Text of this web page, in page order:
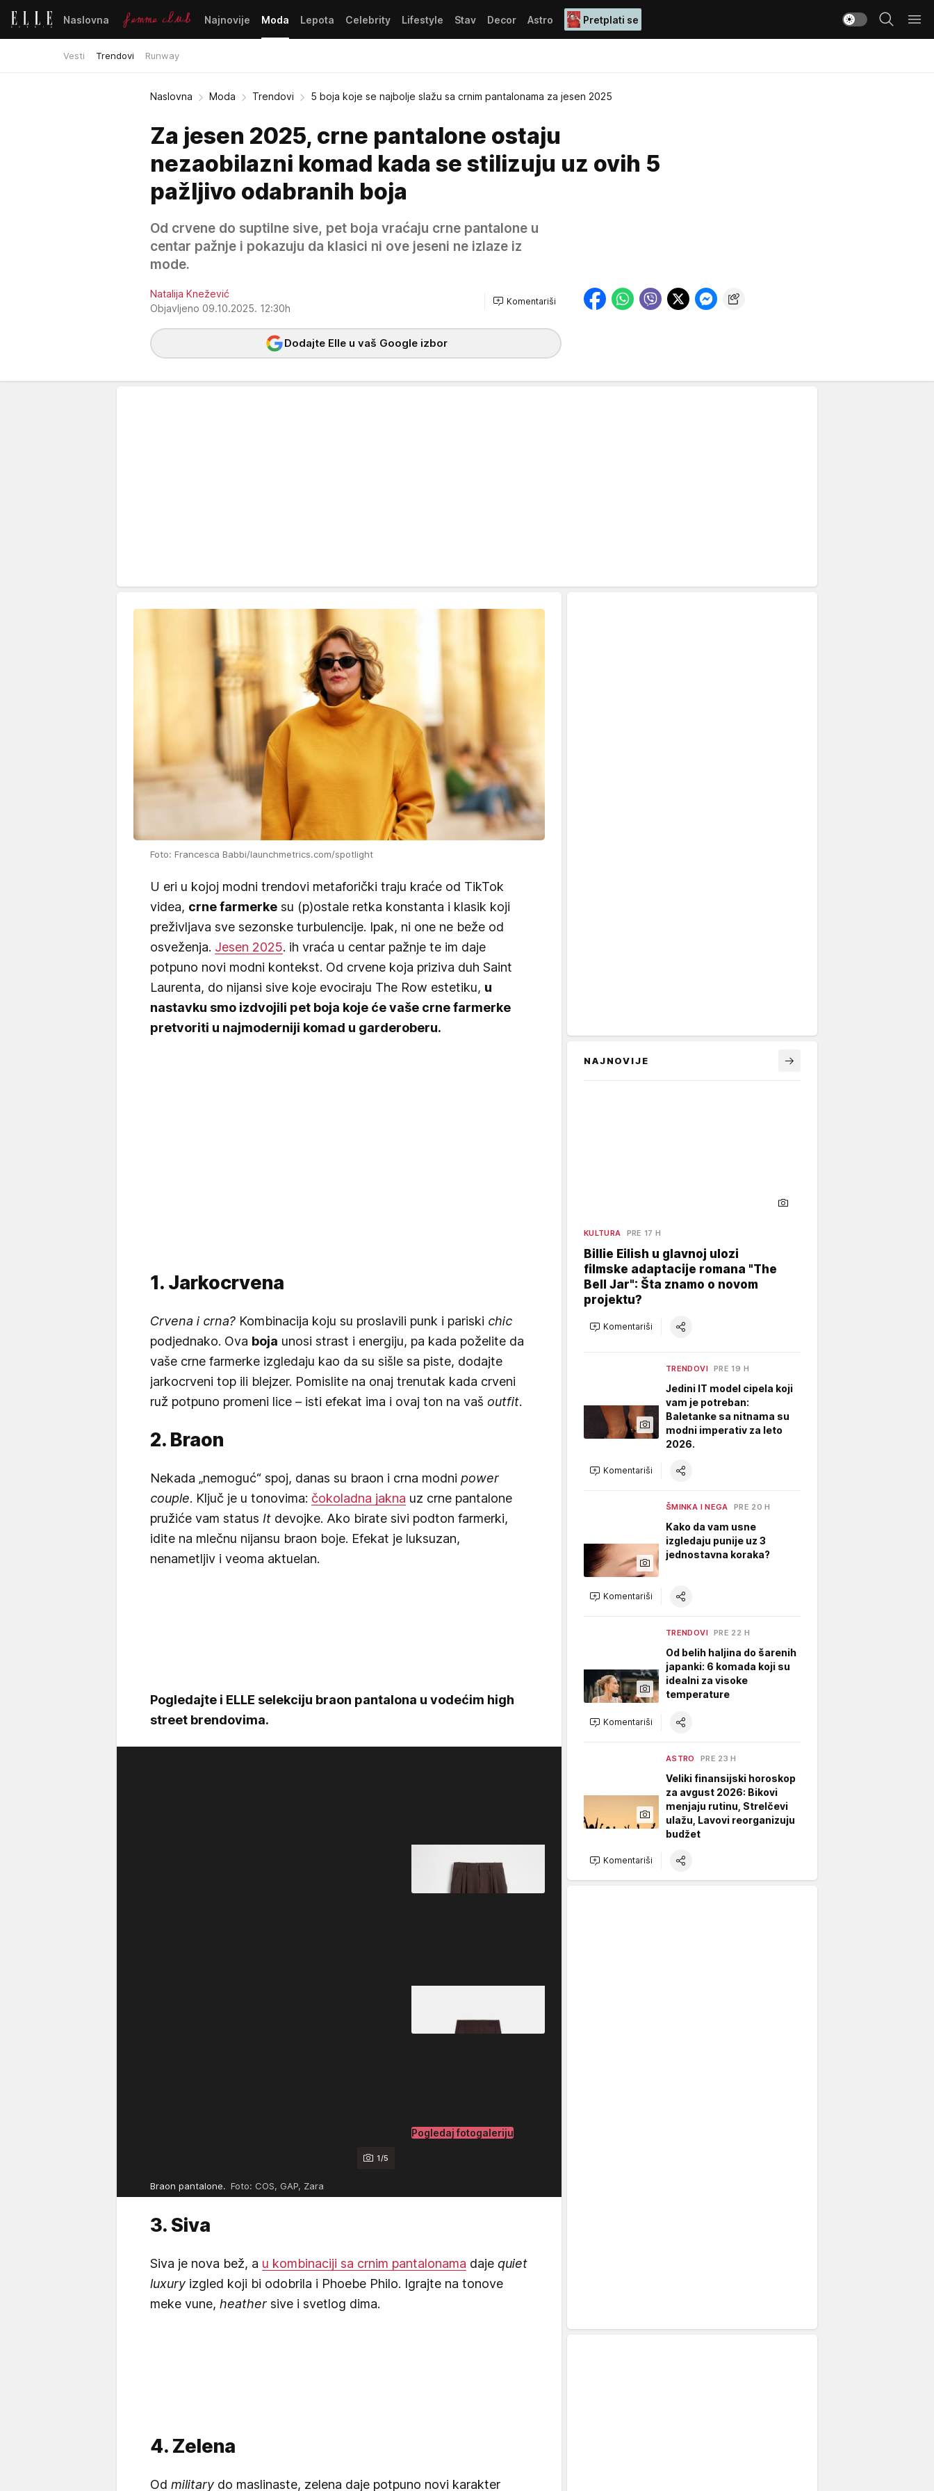
Naslovna Najnovije Moda
Vesti Trendovi Runway
Lepota Celebrity Lifestyle Stav Decor Astro Pretplati se
Naslovna Moda Trendovi 5 boja koje se najbolje slažu sa crnim pantalonama za jesen 2025
Za jesen 2025, crne pantalone ostaju
nezaobilazni komad kada se stilizuju uz ovih 5
pažljivo odabranih boja
Od crvene do suptilne sive, pet boja vraćaju crne pantalone u
centar pažnje i pokazuju da klasici ni ove jeseni ne izlaze iz
mode.
Natalija Knežević
Objavljeno 09.10.2025. 12:30h
Komentariši
Dodajte Elle u vaš Google izbor
Foto: Francesca Babbi/launchmetrics.com/spotlight
U eri u kojoj modni trendovi metaforički traju kraće od TikTok
videa, crne farmerke su (p)ostale retka konstanta i klasik koji
preživljava sve sezonske turbulencije. Ipak, ni one ne beže od
osveženja. Jesen 2025. ih vraća u centar pažnje te im daje
potpuno novi modni kontekst. Od crvene koja priziva duh Saint
Laurenta, do nijansi sive koje evociraju The Row estetiku, u
nastavku smo izdvojili pet boja koje će vaše crne farmerke
pretvoriti u najmoderniji komad u garderoberu.
1. Jarkocrvena
Crvena i crna? Kombinacija koju su proslavili punk i pariski chic
podjednako. Ova boja unosi strast i energiju, pa kada poželite da
vaše crne farmerke izgledaju kao da su sišle sa piste, dodajte
jarkocrveni top ili blejzer. Pomislite na onaj trenutak kada crveni
ruž potpuno promeni lice – isti efekat ima i ovaj ton na vaš outfit.
2. Braon
Nekada „nemoguć“ spoj, danas su braon i crna modni power
couple. Ključ je u tonovima: čokoladna jakna uz crne pantalone
pružiće vam status It devojke. Ako birate sivi podton farmerki,
idite na mlečnu nijansu braon boje. Efekat je luksuzan,
nenametljiv i veoma aktuelan.
Pogledajte i ELLE selekciju braon pantalona u vodećim high
street brendovima.
1/5
Pogledaj fotogaleriju
Braon pantalone. Foto: COS, GAP, Zara
3. Siva
Siva je nova bež, a u kombinaciji sa crnim pantalonama daje quiet
luxury izgled koji bi odobrila i Phoebe Philo. Igrajte na tonove
meke vune, heather sive i svetlog dima.
4. Zelena
Od military do maslinaste, zelena daje potpuno novi karakter
NAJNOVIJE
KULTURA PRE 17 H
Billie Eilish u glavnoj ulozi
filmske adaptacije romana "The
Bell Jar": Šta znamo o novom
projektu?
Komentariši
TRENDOVI PRE 19 H
Jedini IT model cipela koji
vam je potreban:
Baletanke sa nitnama su
modni imperativ za leto
2026.
Komentariši
ŠMINKA I NEGA PRE 20 H
Kako da vam usne
izgledaju punije uz 3
jednostavna koraka?
Komentariši
TRENDOVI PRE 22 H
Od belih haljina do šarenih
japanki: 6 komada koji su
idealni za visoke
temperature
Komentariši
ASTRO PRE 23 H
Veliki finansijski horoskop
za avgust 2026: Bikovi
menjaju rutinu, Strelčevi
ulažu, Lavovi reorganizuju
budžet
Komentariši